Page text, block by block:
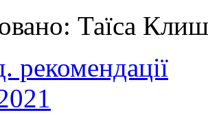
Таїса
рекомендації